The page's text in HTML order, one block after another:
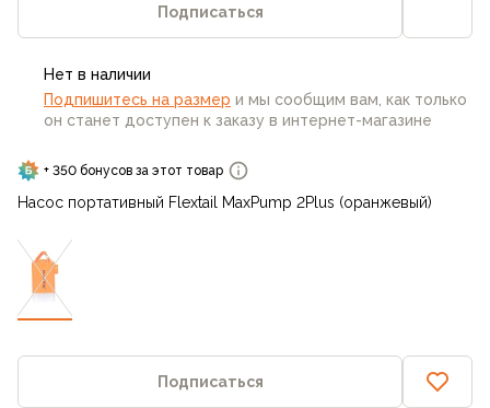
Подписаться
Нет в наличии
Подпишитесь на размер и мы сообщим вам, как только
он станет доступен к заказу в интернет-магазине
+ 350 бонусов за этот товар
Насос портативный Flextail MaxPump 2Plus (оранжевый)
Подписаться